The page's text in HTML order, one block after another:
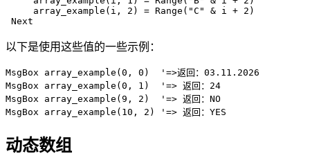
     array_example(i, 2) = Range("C" & i + 2)
以下是使用这些值的一些示例：
MsgBox array_example(0, 0)  '=>返回：03.11.2026
MsgBox array_example(0, 1)  '=> 返回：24
MsgBox array_example(9, 2)  '=> 返回：NO
动态数组